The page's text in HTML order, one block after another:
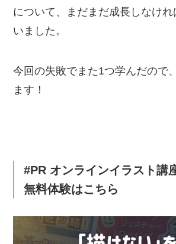
について、まだまだ成長しなけ
いました。
今回の失敗でまた1つ学んだので
ます！
#PR オンラインイラスト講
無料体験はこちら